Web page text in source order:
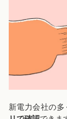
新電力会社の多